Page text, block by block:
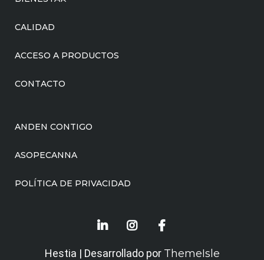
CALIDAD
ACCESO A PRODUCTOS
CONTACTO
ANDEN CONTIGO
ASOPECANNA
POLÍTICA DE PRIVACIDAD
Hestia | Desarrollado por ThemeIsle